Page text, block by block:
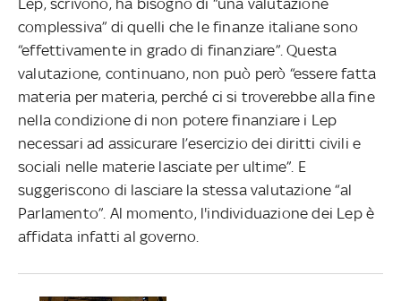
complessiva” di quelli che le finanze italiane sono
“effettivamente in grado di finanziare”. Questa
valutazione, continuano, non può però “essere fatta
materia per materia, perché ci si troverebbe alla fine
nella condizione di non potere finanziare i Lep
necessari ad assicurare l’esercizio dei diritti civili e
sociali nelle materie lasciate per ultime”. E
suggeriscono di lasciare la stessa valutazione “al
Parlamento”. Al momento, l'individuazione dei Lep è
affidata infatti al governo.